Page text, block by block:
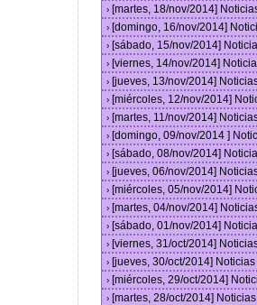
› [martes, 18/nov/2014]
› [domingo, 16/nov/2014]
› [sábado, 15/nov/2014]
› [viernes, 14/nov/2014]
› [jueves, 13/nov/2014]
› [miércoles, 12/nov/2014]
› [martes, 11/nov/2014]
› [domingo, 09/nov/2014 ]
› [sábado, 08/nov/2014]
› [jueves, 06/nov/2014]
› [miércoles, 05/nov/2014]
› [martes, 04/nov/2014]
› [sábado, 01/nov/2014]
› [viernes, 31/oct/2014]
› [jueves, 30/oct/2014]
› [miércoles, 29/oct/2014]
› [martes, 28/oct/2014]